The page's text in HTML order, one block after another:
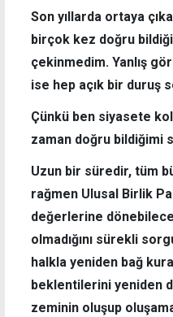
Son yıllarda ortaya
birçok kez doğru
çekinmedim. Yanlış
ise hep açık bir duruş
Çünkü ben siyasete
zaman doğru bildiğimi
Uzun bir süredir, tüm
rağmen Ulusal Birlik
değerlerine
olmadığını sürekli
halkla yeniden bağ
beklentilerini yeniden
zeminin oluşup